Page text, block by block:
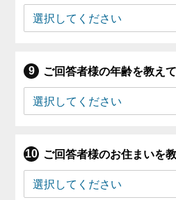
ご回答者様の年齢を教えて
ご回答者様のお住まいを